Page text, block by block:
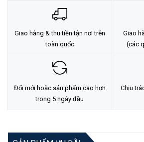
cầu sử dụng combo gọi và data Viettel.
Cú pháp đăng ký nhanh: 6V120B VH Gửi
Chi tiết gói cước 6V120B Viettel
Cước phí: 720.000 đồng
Giao hàng & thu tiền tận nơi trên
toàn quốc
Giao
(các
Đổi mới hoặc sản phẩm cao hơn
trong 5 ngày đầu
Chịu